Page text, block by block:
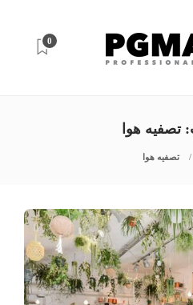
0
تصفیه هوا
تصفیه هوا